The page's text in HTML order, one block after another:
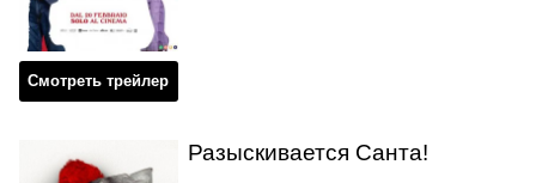
Смотреть трейлер
Разыскивается Санта!